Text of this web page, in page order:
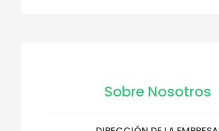
Sobre Nosotros